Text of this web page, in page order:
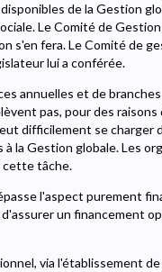
de la Gestion
Le Comité de
s'en fera. Le Comité de
lui a conférée.
annuelles et de
pas, pour des
difficilement se charger
la Gestion globale. Les
cette tâche.
l'aspect purement
un financement
via l'établissement